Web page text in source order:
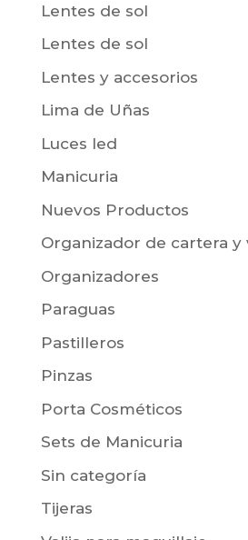
Lentes de sol
Lentes de sol
Lentes y accesorios
Lima de Uñas
Luces led
Manicuria
Nuevos Productos
Organizador de cartera y
Organizadores
Paraguas
Pastilleros
Pinzas
Porta Cosméticos
Sets de Manicuria
Sin categoría
Tijeras